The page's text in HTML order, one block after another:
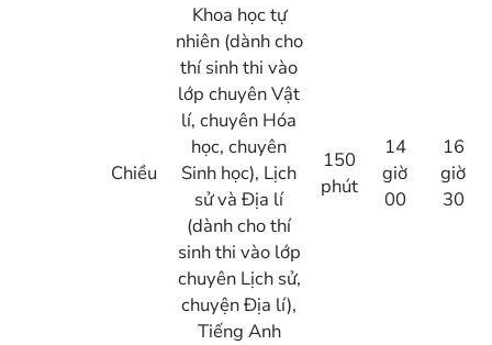
Chiều
Khoa học tự
nhiên (dành cho
thí sinh thi vào
lớp chuyên Vật
lí, chuyên Hóa
học, chuyên
Sinh học), Lịch
sử và Địa lí
(dành cho thí
sinh thi vào lớp
chuyên Lịch sử,
chuyện Địa lí),
Tiếng Anh
150
phút
14
giờ
00
16
giờ
30